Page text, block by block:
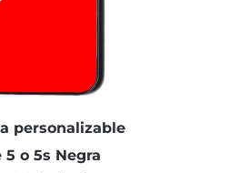
personalizable
5 o 5s Negra